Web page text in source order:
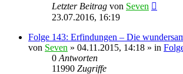
Letzter Beitrag von Seven
23.07.2016, 16:19
Folge 143: Erfindungen – Die
von Seven » 04.11.2015, 14:18 » in
0 Antworten
11990 Zugriffe